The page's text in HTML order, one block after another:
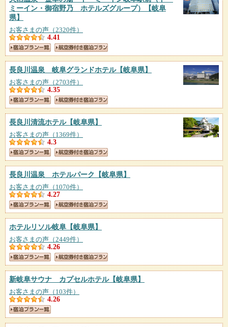
ミーイン・御宿野乃 ホテルズグループ）
【岐阜
県】
お客さまの声（2320件）
4.41
長良川温泉 岐阜グランドホテル【岐阜県】
お客さまの声（2703件）
4.35
長良川清流ホテル【岐阜県】
お客さまの声（1369件）
4.3
長良川温泉 ホテルパーク 【岐阜県】
お客さまの声（1070件）
4.27
ホテルリソル岐阜 【岐阜県】
お客さまの声（2449件）
4.26
新岐阜サウナ カプセルホテル【岐阜県】
お客さまの声（103件）
4.26